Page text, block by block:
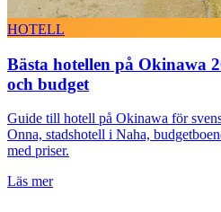
HOTELL
Bästa hotellen på Okinawa
och budget
Guide till hotell på Okinawa för
Onna, stadshotell i Naha,
med priser.
Läs mer